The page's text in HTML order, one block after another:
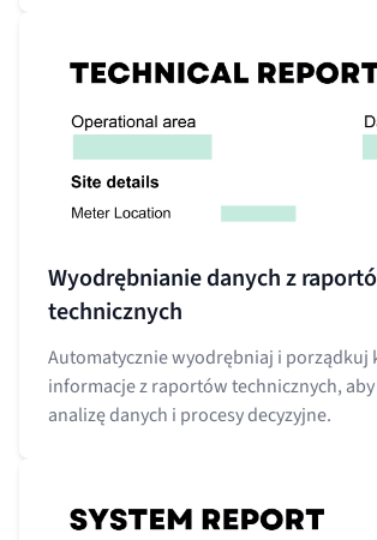
Wyodrębnianie danych z
technicznych
Automatycznie wyodrębniaj i porządkuj
informacje z raportów technicznych,
analizę danych i procesy decyzyjne.